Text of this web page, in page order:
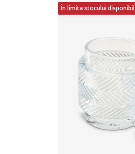
În limita stocului disponibil